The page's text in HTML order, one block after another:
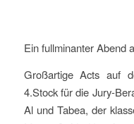
Ein fullminanter Abend
Großartige Acts auf
4.Stock für die Jury-
Al und Tabea, der